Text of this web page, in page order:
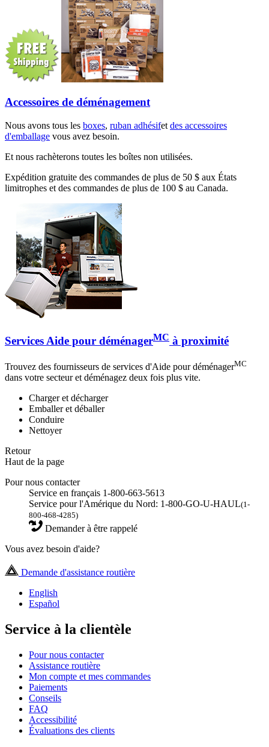
Accessoires de déménagement
Nous avons tous les boxes, ruban adhésifet des accessoires
d'emballage vous avez besoin.
Et nous rachèterons toutes les boîtes non utilisées.
Expédition gratuite des commandes de plus de 50 $ aux États
limitrophes et des commandes de plus de 100 $ au Canada.
Services Aide pour déménagerMC à proximité
Trouvez des fournisseurs de services d'Aide pour déménagerMC
dans votre secteur et déménagez deux fois plus vite.
Charger et décharger
Emballer et déballer
Conduire
Nettoyer
Retour
Haut de la page
Pour nous contacter
Service en français 1-800-663-5613
Service pour l'Amérique du Nord: 1-800-GO-U-HAUL(1-
800-468-4285)
Demander à être rappelé
Vous avez besoin d'aide?
Demande d'assistance routière
English
Español
Service à la clientèle
Pour nous contacter
Assistance routière
Mon compte et mes commandes
Paiements
Conseils
FAQ
Accessibilité
Évaluations des clients